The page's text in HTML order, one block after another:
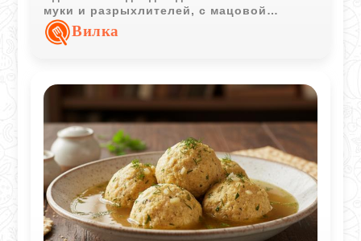
муки и разрыхлителей, с мацовой
основой и натуральными ингредиентами.
Вилка